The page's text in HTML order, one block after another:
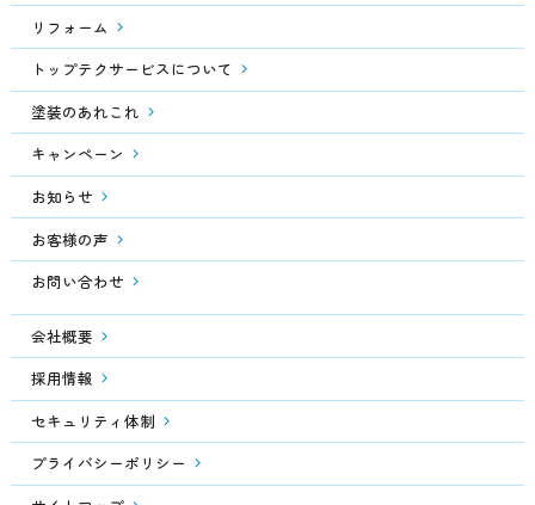
リフォーム
トップテクサービスについて
塗装のあれこれ
キャンペーン
お知らせ
お客様の声
お問い合わせ
会社概要
採用情報
セキュリティ体制
プライバシーポリシー